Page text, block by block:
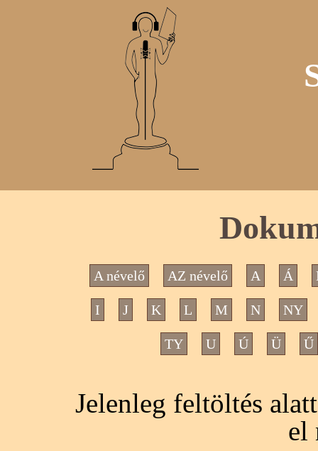
A névelő AZ névelő A Á
I J K L M N NY
TY U Ú Ü Ű
Jelenleg feltöltés
el